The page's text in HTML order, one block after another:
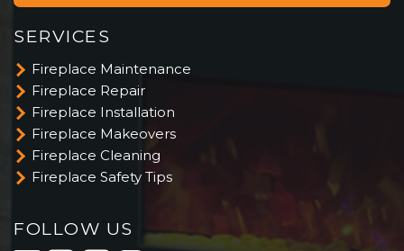
SERVICES
Fireplace Maintenance
Fireplace Repair
Fireplace Installation
Fireplace Makeovers
Fireplace Cleaning
Fireplace Safety Tips
FOLLOW US